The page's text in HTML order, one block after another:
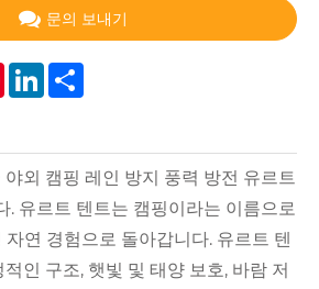
문의 보내기
Pinterest
LinkedIn
외 캠핑 레인 방지 풍력 방전 유르트
. 유르트 텐트는 캠핑이라는 이름으로
연 경험으로 돌아갑니다. 유르트 텐
인 구조, 햇빛 및 태양 보호, 바람 저